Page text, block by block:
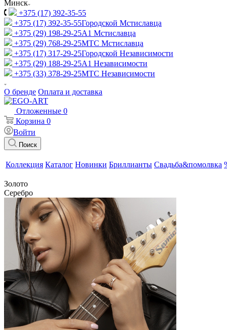
Минск
+375 (17) 392-35-55
+375 (17) 392-35-55Городской Мстиславца
+375 (29) 198-29-25A1 Мстиславца
+375 (29) 768-29-25МТС Мстиславца
+375 (17) 317-29-25Городской Независимости
+375 (29) 188-29-25A1 Независимости
+375 (33) 378-29-25МТС Независимости
О бренде Оплата и доставка
Отложенные 0
Корзина 0
Войти
Поиск
Коллекция Каталог Новинки Бриллианты Свадьба&помолвка
Золото
Серебро